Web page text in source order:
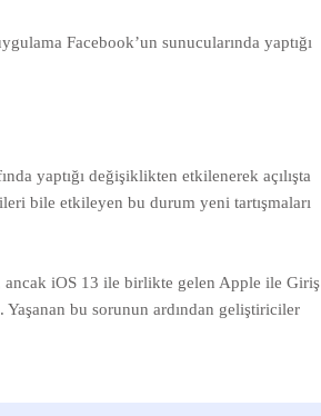
Facebook’un sunucularında yaptığı
yaptığı değişiklikten etkilenerek açılışta
bile etkileyen bu durum yeni tartışmaları
ancak iOS 13 ile birlikte gelen Apple ile Giriş
bu sorunun ardından geliştiriciler